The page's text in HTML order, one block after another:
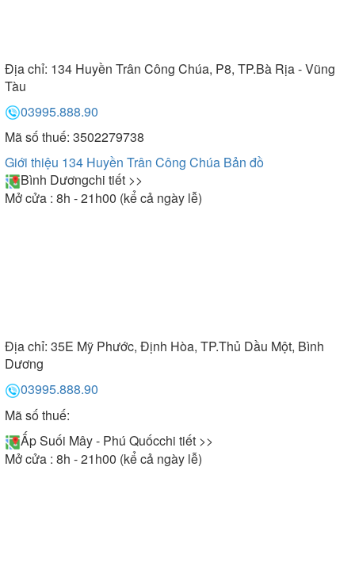
Địa chỉ: 134 Huyền Trân Công Chúa, P8, TP.Bà Rịa - Vũng
Tàu
03995.888.90
Mã số thuế: 3502279738
Giới thiệu 134 Huyền Trân Công Chúa Bản đồ
Bình Dươngchi tiết >>
Mở cửa : 8h - 21h00 (kể cả ngày lễ)
Địa chỉ: 35E Mỹ Phước, Định Hòa, TP.Thủ Dầu Một, Bình
Dương
03995.888.90
Mã số thuế:
Ấp Suối Mây - Phú Quốcchi tiết >>
Mở cửa : 8h - 21h00 (kể cả ngày lễ)